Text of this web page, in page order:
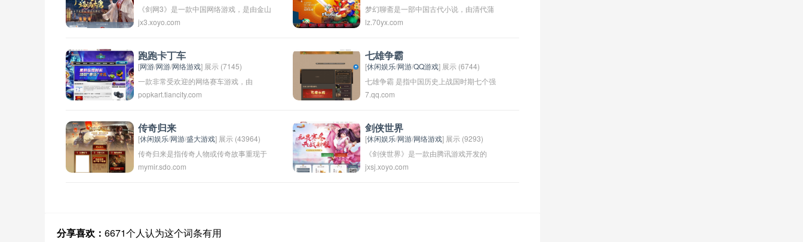
《剑网3》是一款中国网络游戏，是由金山
软件开发并发行的大型多人在线角色扮演
的武侠世界中，玩家可以选择不同的门派
和角色进行闯荡江湖、修炼武功、组队冒
险等多种游戏内容。游戏上线后受到了玩
家们的好评，获得了一定的人气。
jx3.xoyo.com
梦幻聊斋是一部中国古代小说，由清代蒲
松龄编写，是一部以奇幻故事为主题的文
魂故事，叙述了一些关于人性、道德和爱
情的故事。该书在中国文学史上占有重要
地位，被认为是中国文学中的珍贵遗产之
一。
lz.70yx.com
跑跑卡丁车
[网游/网游/网络游戏] 展示 (7145)
一款非常受欢迎的网络赛车游戏，由
NEXON公司开发和发行。游戏设有各种各
玩家在线比赛，展开刺激的竞速对决。同
时，游戏还提供了丰富的社交互动功能，
使玩家能够与好友组队合作或进行PK，增
强游戏的乐趣和互动性。《跑跑卡丁车》
popkart.tiancity.com
七雄争霸
[休闲娱乐/网游/QQ游戏] 展示 (6744)
七雄争霸 是指中国历史上战国时期七个强
大的诸侯国之间的争霸局面。这七个诸侯
在这个战国时期，各个诸侯国互相争夺地
盘和权力，进行多次战争和外交斗争，最
终其中的秦国脱颖而出，统一了中国，结
束了战国时代，建立了秦朝。七雄争霸也
7.qq.com
传奇归来
[休闲娱乐/网游/盛大游戏] 展示 (43964)
传奇归来是指传奇人物或传奇故事重现于
世，重新引起人们的关注和追捧。这个词
的魅力和影响力。传奇归来不仅意味着过
mymir.sdo.com
剑侠世界
[休闲娱乐/网游/网络游戏] 展示 (9293)
《剑侠世界》是一款由腾讯游戏开发的
MMORPG游戏。游戏设定在一个古代武侠
jxsj.xoyo.com
分享喜欢： 6671个人认为这个词条有用